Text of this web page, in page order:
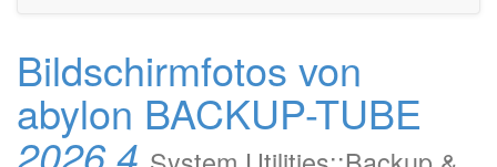
Bildschirmfotos von
abylon BACKUP-TUBE
2026.4